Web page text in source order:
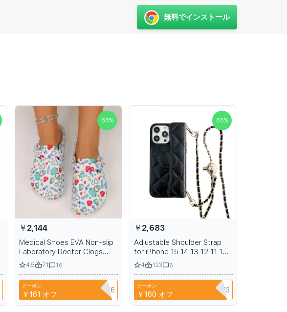
無料でインストール
88%
￥2,144
Medical Shoes EVA Non-slip
Laboratory Doctor Clogs
Non-slip Nurse Surgical
Slides Casual Beach
Womens Indoor Work
Slippers
4.5 71 16
クーポン
￥161 オフ NIANCI66
85%
￥2,683
Adjustable Shoulder Strap
for iPhone 15 14 13 12 11 16
Pro Max Phone Holder
Leather Case Without Logo
4 123 6
クーポン
￥160 オフ SZHAIYU333